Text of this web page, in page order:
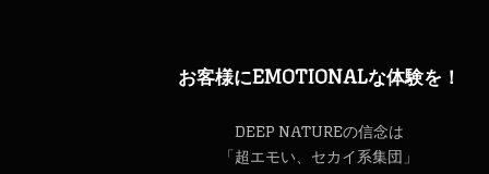
お客様にEMOTIONALな体験を！
DEEP NATUREの信念は
「超エモい、セカイ系集団」